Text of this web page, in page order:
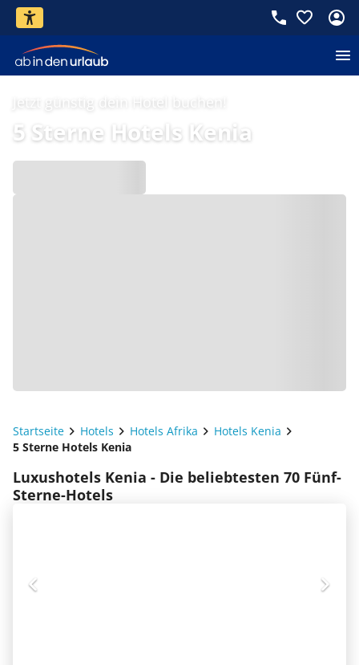
Jetzt günstig dein Hotel buchen!
5 Sterne Hotels Kenia
Startseite Hotels Hotels Afrika
Hotels Kenia
5 Sterne Hotels Kenia
Luxushotels Kenia - Die beliebtesten 70 Fünf-
Sterne-Hotels